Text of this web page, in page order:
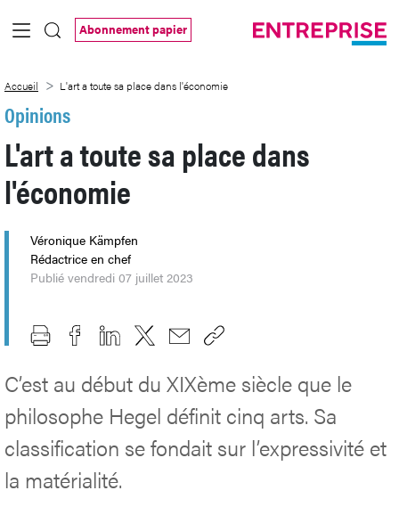
Saut au contenu principal
Abonnement papier
Accueil L'art a toute sa place dans l'économie
Opinions
L'art a toute sa place dans
l'économie
Véronique Kämpfen
Rédactrice en chef
Publié vendredi 07 juillet 2023
C’est au début du XIXème siècle que le
philosophe Hegel définit cinq arts. Sa
classification se fondait sur l’expressivité et
la matérialité.